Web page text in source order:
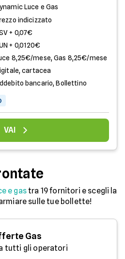
Luce e Gas
indicizzato
+ 0,07€
+ 0,0120€
8,25€/mese, Gas 8,25€/mese
cartacea
bancario, Bollettino
VAI
e gastra 19 fornitori e scegli la
sulle tue bollette!
Gas
tutti gli operatori